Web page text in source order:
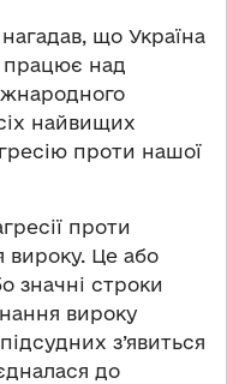
що Україна
працює над
найвищих
проти нашої
проти
вироку. Це або
значні строки
вироку
з’явиться
до